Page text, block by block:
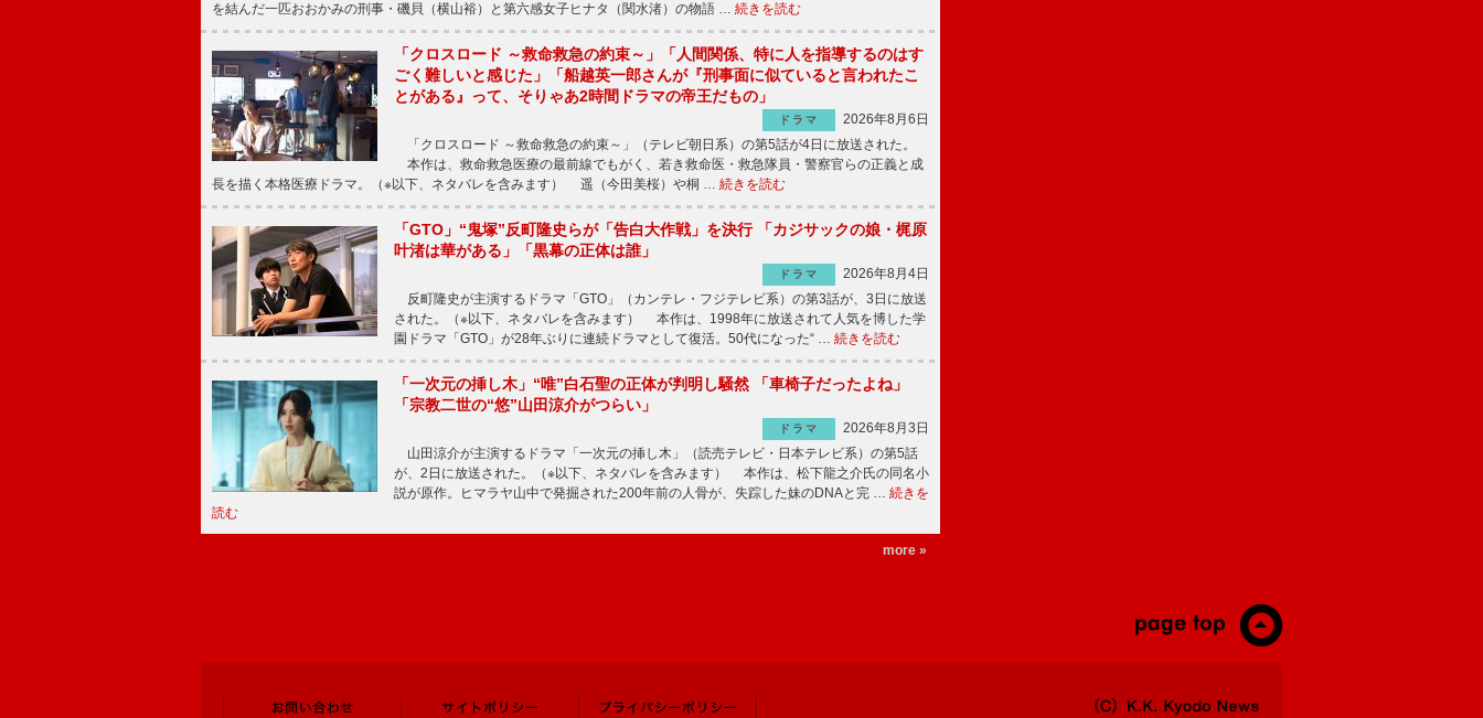
を結んだ一匹おおかみの刑事・磯貝（横山裕）と第六感女子ヒナタ（関水渚）の物語 … 続きを読む
「クロスロード ～救命救急の約束～」「人間関係、特に人を指導するのはす
ごく難しいと感じた」「船越英一郎さんが『刑事面に似ていると言われたこ
とがある』って、そりゃあ2時間ドラマの帝王だもの」
ドラマ
2026年8月6日
「クロスロード ～救命救急の約束～」（テレビ朝日系）の第5話が4日に放送された。
本作は、救命救急医療の最前線でもがく、若き救命医・救急隊員・警察官らの正義と成
長を描く本格医療ドラマ。（※以下、ネタバレを含みます） 遥（今田美桜）や桐 … 続きを読む
「GTO」“鬼塚”反町隆史らが「告白大作戦」を決行 「カジサックの娘・梶原
叶渚は華がある」「黒幕の正体は誰」
ドラマ
2026年8月4日
反町隆史が主演するドラマ「GTO」（カンテレ・フジテレビ系）の第3話が、3日に放送
された。（※以下、ネタバレを含みます） 本作は、1998年に放送されて人気を博した学
園ドラマ「GTO」が28年ぶりに連続ドラマとして復活。50代になった“ … 続きを読む
「一次元の挿し木」“唯”白石聖の正体が判明し騒然 「車椅子だったよね」
「宗教二世の“悠”山田涼介がつらい」
ドラマ
2026年8月3日
山田涼介が主演するドラマ「一次元の挿し木」（読売テレビ・日本テレビ系）の第5話
が、2日に放送された。（※以下、ネタバレを含みます） 本作は、松下龍之介氏の同名小
説が原作。ヒマラヤ山中で発掘された200年前の人骨が、失踪した妹のDNAと完 … 続きを
読む
more »